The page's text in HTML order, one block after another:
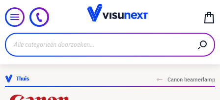
Thuis Canon beamerlamp